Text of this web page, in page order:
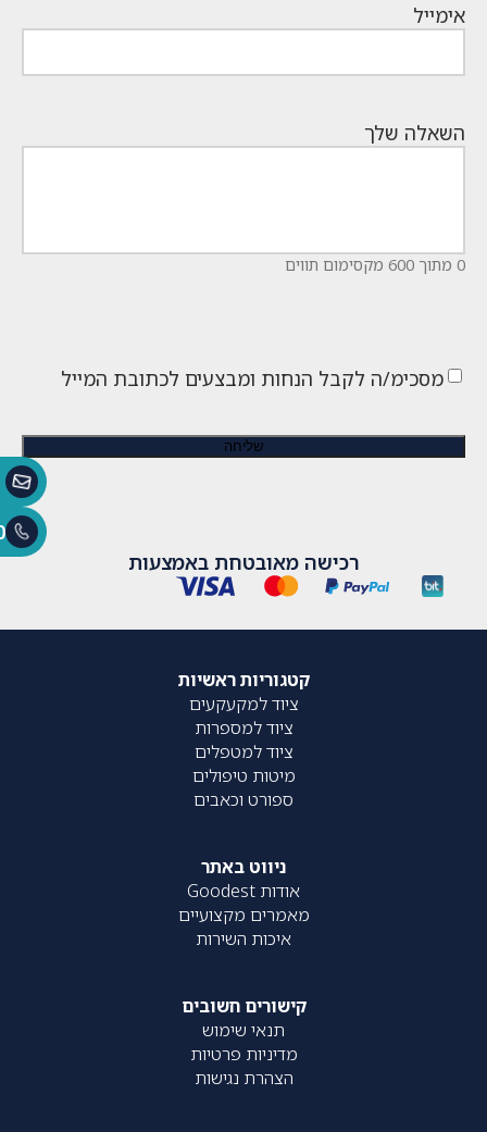
אימייל
השאלה שלך
0 מתוך 600 מקסימום תווים
מסכימ/ה לקבל הנחות ומבצעים לכתובת המייל
רכישה מאובטחת באמצעות
קטגוריות ראשיות
ציוד למקעקעים
ציוד למספרות
ציוד למטפלים
מיטות טיפולים
ספורט וכאבים
ניווט באתר
אודות Goodest
מאמרים מקצועיים
איכות השירות
קישורים חשובים
תנאי שימוש
מדיניות פרטיות
הצהרת נגישות